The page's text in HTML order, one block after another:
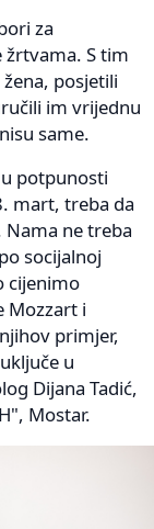
za
žrtvama. S tim
posjetili
im vrijednu
same.
potpunosti
mart, treba da
Nama ne treba
socijalnoj
cijenimo
Mozzart i
primjer,
u
Dijana Tadić,
Mostar.